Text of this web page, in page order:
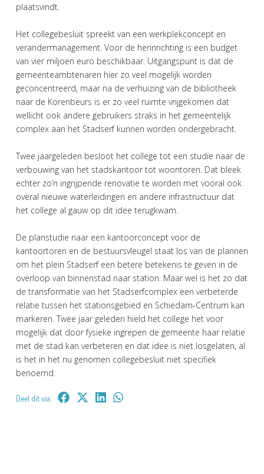
plaatsvindt.
Het collegebesluit spreekt van een werkplekconcept en
verandermanagement. Voor de herinrichting is een budget
van vier miljoen euro beschikbaar. Uitgangspunt is dat de
gemeenteambtenaren hier zo veel mogelijk worden
geconcentreerd, maar na de verhuizing van de bibliotheek
naar de Korenbeurs is er zo veel ruimte vrijgekomen dat
wellicht ook andere gebruikers straks in het gemeentelijk
complex aan het Stadserf kunnen worden ondergebracht.
Twee jaargeleden besloot het college tot een studie naar de
verbouwing van het stadskantoor tot woontoren. Dat bleek
echter zo’n ingrijpende renovatie te worden met vooral ook
overal nieuwe waterleidingen en andere infrastructuur dat
het college al gauw op dit idee terugkwam.
De planstudie naar een kantoorconcept voor de
kantoortoren en de bestuursvleugel staat los van de plannen
om het plein Stadserf een betere betekenis te geven in de
overloop van binnenstad naar station. Maar wel is het zo dat
de transformatie van het Stadserfcomplex een verbeterde
relatie tussen het stationsgebied en Schiedam-Centrum kan
markeren. Twee jaar geleden hield het college het voor
mogelijk dat door fysieke ingrepen de gemeente haar relatie
met de stad kan verbeteren en dat idee is niet losgelaten, al
is het in het nu genomen collegebesluit niet specifiek
benoemd.
Deel dit via: